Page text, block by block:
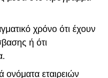
χρόνο ότι έχουν
ή ότι
ονόματα εταιρειών